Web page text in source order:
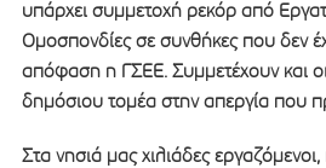
υπάρχει συμμετοχή ρεκόρ από
Ομοσπονδίες σε συνθήκες που δεν
απόφαση η ΓΣΕΕ. Συμμετέχουν και
δημόσιου τομέα στην απεργία που
Στα νησιά μας χιλιάδες